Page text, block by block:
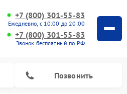
+7 (800) 301-55-83
Ежедневно, с 10:00 до 20:00
+7 (800) 301-55-83
Звонок бесплатный по РФ
Позвонить